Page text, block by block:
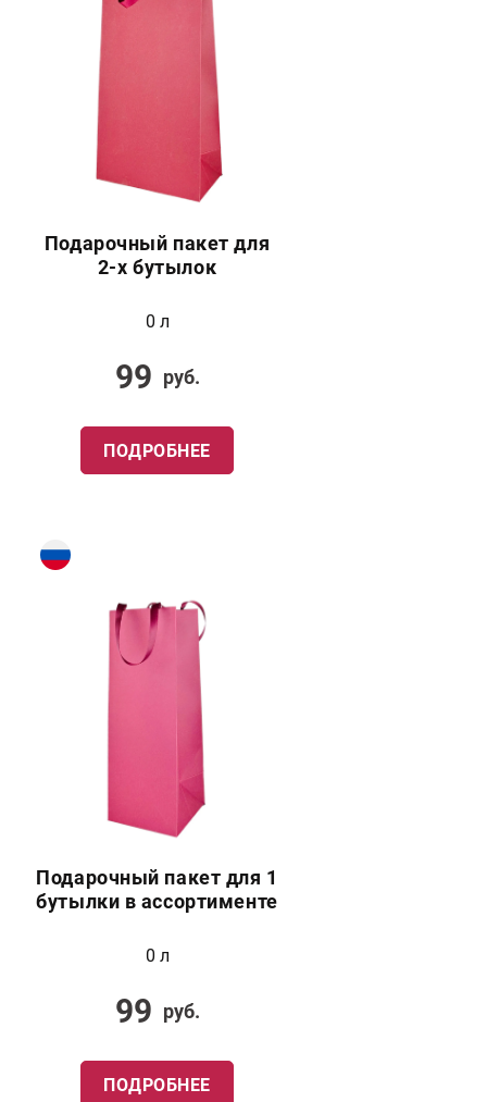
Подарочный пакет для
2-х бутылок
0 л
99 руб.
ПОДРОБНЕЕ
Подарочный пакет для 1
бутылки в ассортименте
0 л
99 руб.
ПОДРОБНЕЕ